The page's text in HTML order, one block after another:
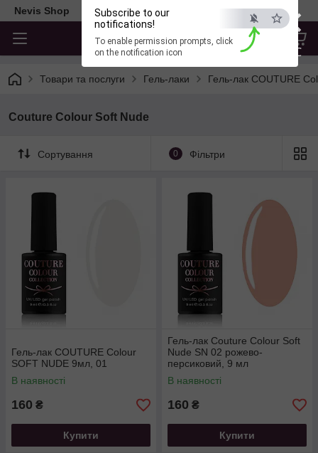
×
ESC
Subscribe to our
notifications!
To enable permission prompts, click
on the notification icon
Nevis Shop
Товари та послуги Гель-лаки Гель-лак COUTURE
Couture Colour Soft Nude
Сортування 0 Фільтри
Гель-лак COUTURE Colour
SOFT NUDE 9мл, 01
В наявності
160 ₴
Купити
Гель-лак Couture Colour Soft
Nude SN 02 рожево-
персиковий, 9 мл
В наявності
160 ₴
Купити